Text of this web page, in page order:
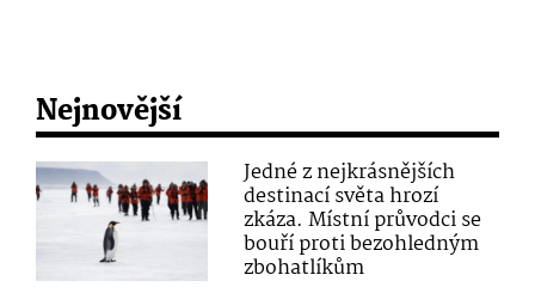
Nejnovější
Jedné z nejkrásnějších
destinací světa hrozí
zkáza. Místní průvodci se
bouří proti bezohledným
zbohatlíkům